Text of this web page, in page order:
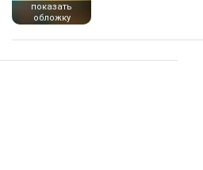
показать
обложку